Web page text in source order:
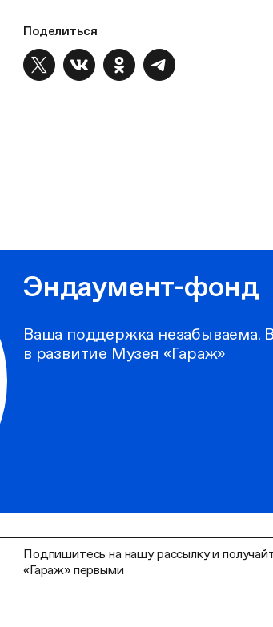
Поделиться
Эндаумент-фонд
Ваша поддержка незабываема.
в развитие Музея «Гараж»
Подпишитесь на нашу рассылку и
«Гараж» первыми